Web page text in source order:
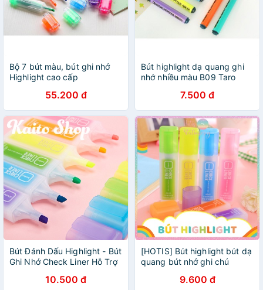
Bộ 7 bút màu, bút ghi nhớ
Highlight cao cấp
55.200 đ
Bút highlight dạ quang ghi
nhớ nhiều màu B09 Taro
7.500 đ
Bút Đánh Dấu Highlight - Bút
Ghi Nhớ Check Liner Hỗ Trợ
10.500 đ
[HOTIS] Bút highlight bút dạ
quang bút nhớ ghi chú
9.600 đ